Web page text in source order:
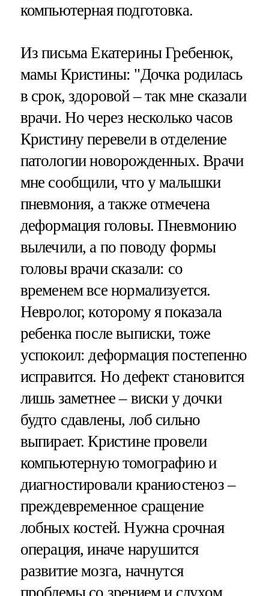
компьютерная подготовка.
Из письма Екатерины Гребенюк,
мамы Кристины: "Дочка родилась
в срок, здоровой – так мне сказали
врачи. Но через несколько часов
Кристину перевели в отделение
патологии новорожденных. Врачи
мне сообщили, что у малышки
пневмония, а также отмечена
деформация головы. Пневмонию
вылечили, а по поводу формы
головы врачи сказали: со
временем все нормализуется.
Невролог, которому я показала
ребенка после выписки, тоже
успокоил: деформация постепенно
исправится. Но дефект становится
лишь заметнее – виски у дочки
будто сдавлены, лоб сильно
выпирает. Кристине провели
компьютерную томографию и
диагностировали краниостеноз –
преждевременное сращение
лобных костей. Нужна срочная
операция, иначе нарушится
развитие мозга, начнутся
проблемы со зрением и слухом.